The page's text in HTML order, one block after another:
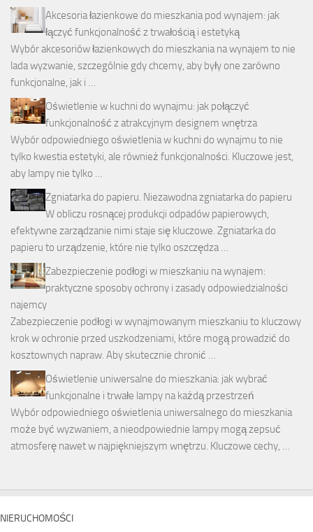
Akcesoria łazienkowe do mieszkania pod wynajem: jak
łączyć funkcjonalność z trwałością i estetyką
Wybór akcesoriów łazienkowych do mieszkania na wynajem to nie
lada wyzwanie, szczególnie gdy chcemy, aby były one zarówno
funkcjonalne, jak i …
Oświetlenie w kuchni do wynajmu: jak połączyć
funkcjonalność z atrakcyjnym designem wnętrza
Wybór odpowiedniego oświetlenia w kuchni do wynajmu to nie
tylko kwestia estetyki, ale również funkcjonalności. Kluczowe jest,
aby lampy nie tylko …
Zgniatarka do papieru. Niezawodna zgniatarka do papieru
W obliczu rosnącej produkcji odpadów papierowych,
efektywne zarządzanie nimi staje się kluczowe. Zgniatarka do
papieru to urządzenie, które nie tylko oszczędza …
Zabezpieczenie podłogi w mieszkaniu na wynajem:
praktyczne sposoby ochrony i zasady odpowiedzialności
najemcy
Zabezpieczenie podłogi w wynajmowanym mieszkaniu to kluczowy
krok w ochronie przed uszkodzeniami, które mogą prowadzić do
kosztownych napraw. Aby skutecznie chronić …
Oświetlenie uniwersalne do mieszkania: jak wybrać
funkcjonalne i trwałe lampy na każdą przestrzeń
Wybór odpowiedniego oświetlenia uniwersalnego do mieszkania
może być wyzwaniem, a nieodpowiednie lampy mogą zepsuć
atmosferę nawet w najpiękniejszym wnętrzu. Kluczowe cechy, …
NIERUCHOMOŚCI